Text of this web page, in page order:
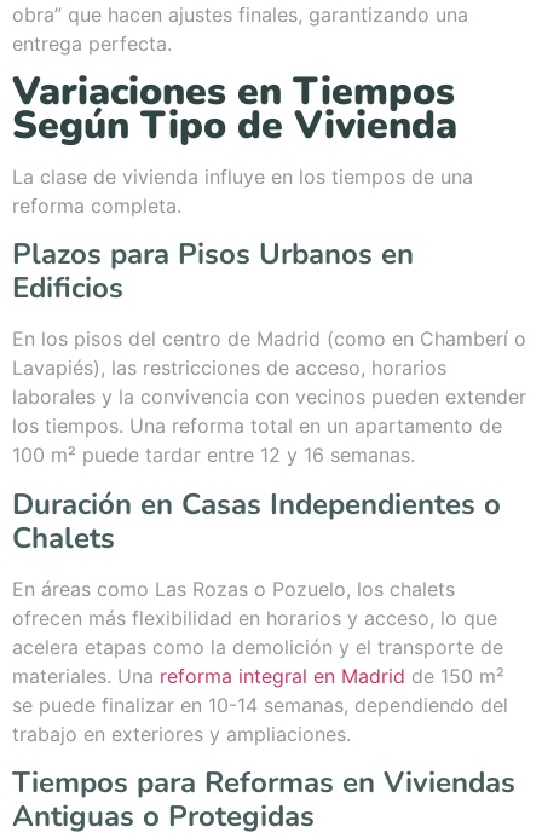
obra” que hacen ajustes finales, garantizando una
entrega perfecta.
Variaciones en Tiempos
Según Tipo de Vivienda
La clase de vivienda influye en los tiempos de una
reforma completa.
Plazos para Pisos Urbanos en
Edificios
En los pisos del centro de Madrid (como en Chamberí o
Lavapiés), las restricciones de acceso, horarios
laborales y la convivencia con vecinos pueden extender
los tiempos. Una reforma total en un apartamento de
100 m² puede tardar entre 12 y 16 semanas.
Duración en Casas Independientes o
Chalets
En áreas como Las Rozas o Pozuelo, los chalets
ofrecen más flexibilidad en horarios y acceso, lo que
acelera etapas como la demolición y el transporte de
materiales. Una reforma integral en Madrid de 150 m²
se puede finalizar en 10-14 semanas, dependiendo del
trabajo en exteriores y ampliaciones.
Tiempos para Reformas en Viviendas
Antiguas o Protegidas